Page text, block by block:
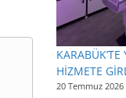
HİZMETE
20 Temmuz 2026